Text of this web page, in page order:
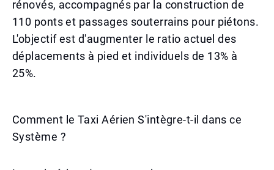
rénovés, accompagnés par la construction de
110 ponts et passages souterrains pour piétons.
L'objectif est d'augmenter le ratio actuel des
déplacements à pied et individuels de 13% à
25%.
Comment le Taxi Aérien S'intègre-t-il dans ce
Système ?